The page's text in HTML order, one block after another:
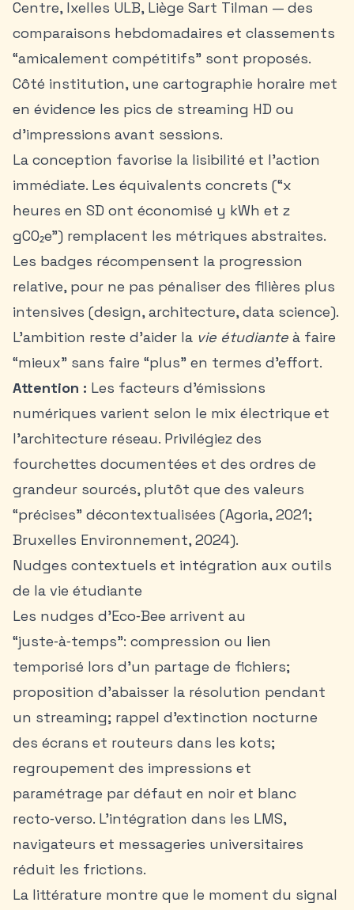
Centre, Ixelles ULB, Liège Sart Tilman — des
comparaisons hebdomadaires et classements
“amicalement compétitifs” sont proposés.
Côté institution, une cartographie horaire met
en évidence les pics de streaming HD ou
d’impressions avant sessions.
La conception favorise la lisibilité et l’action
immédiate. Les équivalents concrets (“x
heures en SD ont économisé y kWh et z
gCO₂e”) remplacent les métriques abstraites.
Les badges récompensent la progression
relative, pour ne pas pénaliser des filières plus
intensives (design, architecture, data science).
L’ambition reste d’aider la vie étudiante à faire
“mieux” sans faire “plus” en termes d’effort.
Attention : Les facteurs d’émissions
numériques varient selon le mix électrique et
l’architecture réseau. Privilégiez des
fourchettes documentées et des ordres de
grandeur sourcés, plutôt que des valeurs
“précises” décontextualisées (Agoria, 2021;
Bruxelles Environnement, 2024).
Nudges contextuels et intégration aux outils
de la vie étudiante
Les nudges d’Eco‑Bee arrivent au
“juste‑à‑temps”: compression ou lien
temporisé lors d’un partage de fichiers;
proposition d’abaisser la résolution pendant
un streaming; rappel d’extinction nocturne
des écrans et routeurs dans les kots;
regroupement des impressions et
paramétrage par défaut en noir et blanc
recto‑verso. L’intégration dans les LMS,
navigateurs et messageries universitaires
réduit les frictions.
La littérature montre que le moment du signal